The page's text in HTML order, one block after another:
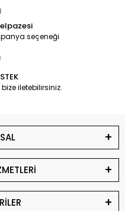
seçeneği
iletebilirsiniz.